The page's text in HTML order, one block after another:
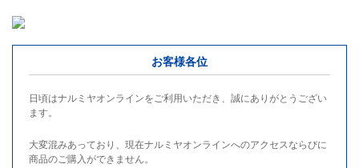
お客様各位
日頃はナルミヤオンラインをご利用いただき、誠にありがとうござい
ます。
大変混みあっており、現在ナルミヤオンラインへのアクセスならびに
商品のご購入ができません。